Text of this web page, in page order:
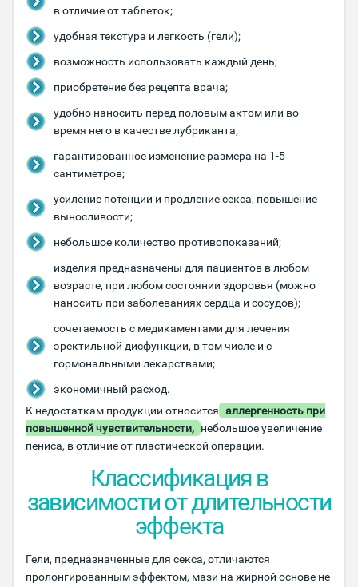
в отличие от таблеток;
удобная текстура и легкость (гели);
возможность использовать каждый день;
приобретение без рецепта врача;
удобно наносить перед половым актом или во
время него в качестве лубриканта;
гарантированное изменение размера на 1-5
сантиметров;
усиление потенции и продление секса, повышение
выносливости;
небольшое количество противопоказаний;
изделия предназначены для пациентов в любом
возрасте, при любом состоянии здоровья (можно
наносить при заболеваниях сердца и сосудов);
сочетаемость с медикаментами для лечения
эректильной дисфункции, в том числе и с
гормональными лекарствами;
экономичный расход.
К недостаткам продукции относится аллергенность при
повышенной чувствительности, небольшое увеличение
пениса, в отличие от пластической операции.
Классификация в
зависимости от длительности
эффекта
Гели, предназначенные для секса, отличаются
пролонгированным эффектом, мази на жирной основе не